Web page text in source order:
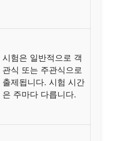
시험은 일반적으로 객
관식 또는 주관식으로
출제됩니다. 시험 시간
은 주마다 다릅니다.